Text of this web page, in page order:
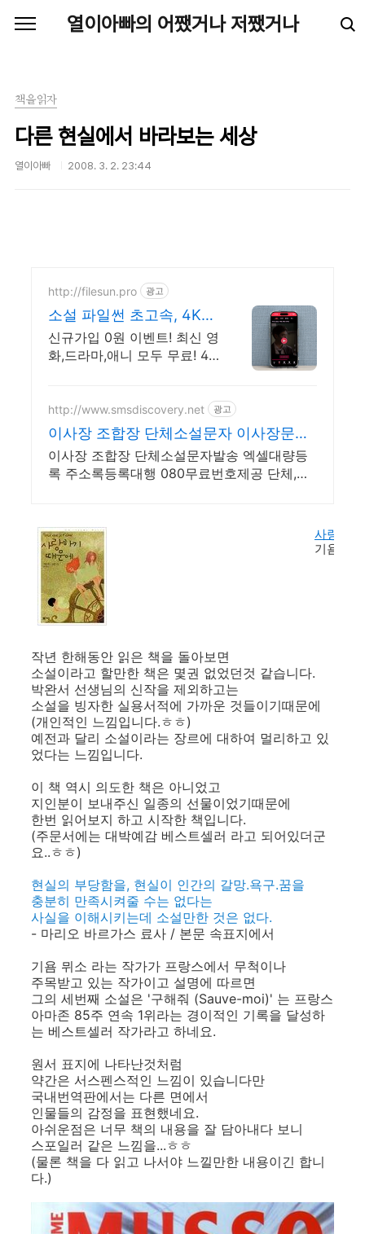
열이아빠의 어쨌거나 저쨌거나
책을읽자
다른 현실에서 바라보는 세상
열이아빠 2008. 3. 2. 23:44
http://filesun.pro 광고
소설 파일썬 초고속, 4K
실시간 보기!
신규가입 0원 이벤트! 최신 영
화,드라마,애니 모두 무료! 4K
http://www.smsdiscovery.net 광고
이사장 조합장 단체소설문자 이사장문자
발송전문 문자의발견
이사장 조합장 단체소설문자발송 엑셀대량등
록 주소록등록대행 080무료번호제공 단체,대
사랑하
기욤 뮈
작년 한해동안 읽은 책을 돌아보면
소설이라고 할만한 책은 몇권 없었던것 같습니다.
박완서 선생님의 신작을 제외하고는
소설을 빙자한 실용서적에 가까운 것들이기때문에
(개인적인 느낌입니다.ㅎㅎ)
예전과 달리 소설이라는 장르에 대하여 멀리하고 있
었다는 느낌입니다.
이 책 역시 의도한 책은 아니었고
지인분이 보내주신 일종의 선물이었기때문에
한번 읽어보지 하고 시작한 책입니다.
(주문서에는 대박예감 베스트셀러 라고 되어있더군
요..ㅎㅎ)
현실의 부당함을, 현실이 인간의 갈망.욕구.꿈을
충분히 만족시켜줄 수는 없다는
사실을 이해시키는데 소설만한 것은 없다.
- 마리오 바르가스 료사 / 본문 속표지에서
기욤 뮈소 라는 작가가 프랑스에서 무척이나
주목받고 있는 작가이고 설명에 따르면
그의 세번째 소설은 '구해줘 (Sauve-moi)' 는 프랑스
아마존 85주 연속 1위라는 경이적인 기록을 달성하
는 베스트셀러 작가라고 하네요.
원서 표지에 나타난것처럼
약간은 서스펜스적인 느낌이 있습니다만
국내번역판에서는 다른 면에서
인물들의 감정을 표현했네요.
아쉬운점은 너무 책의 내용을 잘 담아내다 보니
스포일러 같은 느낌을...ㅎㅎ
(물론 책을 다 읽고 나서야 느낄만한 내용이긴 합니
다.)